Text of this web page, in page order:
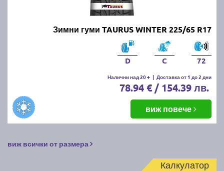
Зимни гуми TAURUS WINTER 225/65 R17
D C 72
Налични над 20 + | Доставка от 1 до 2 дни
78.94 € / 154.39 лв.
виж повече
виж всички от размера
Калкулатор